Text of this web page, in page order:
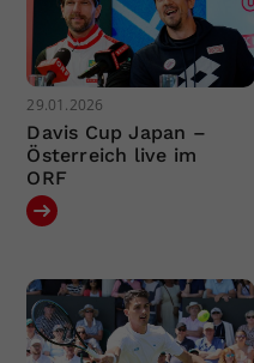
29.01.2026
Davis Cup Japan –
Österreich live im
ORF